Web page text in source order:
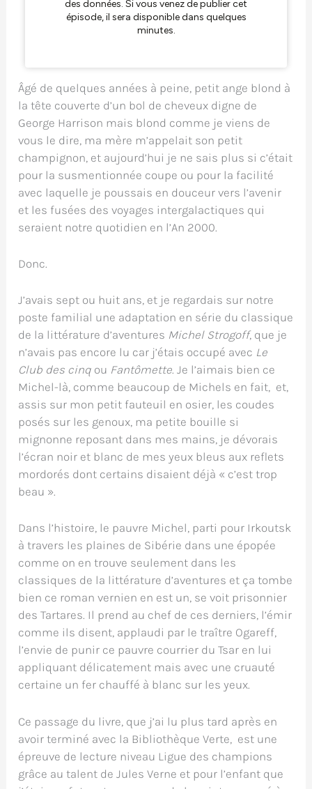
Âgé de quelques années à peine, petit ange blond à
la tête couverte d’un bol de cheveux digne de
George Harrison mais blond comme je viens de
vous le dire, ma mère m’appelait son petit
champignon, et aujourd’hui je ne sais plus si c’était
pour la susmentionnée coupe ou pour la facilité
avec laquelle je poussais en douceur vers l’avenir
et les fusées des voyages intergalactiques qui
seraient notre quotidien en l’An 2000.
Donc.
J’avais sept ou huit ans, et je regardais sur notre
poste familial une adaptation en série du classique
de la littérature d’aventures Michel Strogoff, que je
n’avais pas encore lu car j’étais occupé avec Le
Club des cinq ou Fantômette. Je l’aimais bien ce
Michel-là, comme beaucoup de Michels en fait, et,
assis sur mon petit fauteuil en osier, les coudes
posés sur les genoux, ma petite bouille si
mignonne reposant dans mes mains, je dévorais
l’écran noir et blanc de mes yeux bleus aux reflets
mordorés dont certains disaient déjà « c’est trop
beau ».
Dans l’histoire, le pauvre Michel, parti pour Irkoutsk
à travers les plaines de Sibérie dans une épopée
comme on en trouve seulement dans les
classiques de la littérature d’aventures et ça tombe
bien ce roman vernien en est un, se voit prisonnier
des Tartares. Il prend au chef de ces derniers, l’émir
comme ils disent, applaudi par le traître Ogareff,
l’envie de punir ce pauvre courrier du Tsar en lui
appliquant délicatement mais avec une cruauté
certaine un fer chauffé à blanc sur les yeux.
Ce passage du livre, que j’ai lu plus tard après en
avoir terminé avec la Bibliothèque Verte, est une
épreuve de lecture niveau Ligue des champions
grâce au talent de Jules Verne et pour l’enfant que